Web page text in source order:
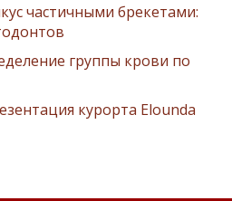
частичными брекетами:
группы крови по
курорта Elounda